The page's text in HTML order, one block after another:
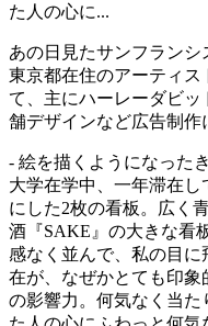
た人の心に...
あの日見たサンフランシ
東京都在住のアーティス
て、主にハーレーダビ
舗デザインなど広告制作
- 絵を描くようになった
大学在学中、一年滞在し
にした2枚の看板。広く
酒『SAKE』の大きな看
感なく並んで、私の目
在が、なぜかとても印
の影響力。何気なく当た